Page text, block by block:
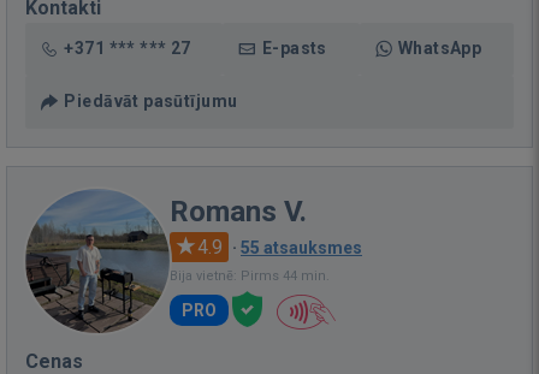
Kontakti
+371 *** *** 27 E-pasts WhatsApp
Piedāvāt pasūtījumu
Romans V.
4.9 · 55 atsauksmes
Bija vietnē: Pirms 44 min.
PRO
Cenas